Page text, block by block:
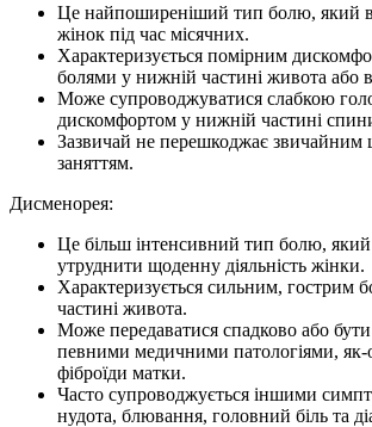
Це найпоширеніший тип болю, який
жінок під час місячних.
Характеризується помірним
болями у нижній частині живота або в
Може супроводжуватися слабкою
дискомфортом у нижній частині
Зазвичай не перешкоджає
заняттям.
Дисменорея:
Це більш інтенсивний тип болю,
утруднити щоденну діяльність жінки.
Характеризується сильним, гострим
частині живота.
Може передаватися спадково або
певними медичними патологіями, як-
фіброїди матки.
Часто супроводжується іншими
нудота, блювання, головний біль та